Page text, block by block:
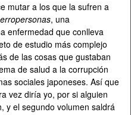
mutar a los que la sufren a
, una
enfermedad que conlleva
de estudio más complejo
de las cosas que gustaban
de salud a la corrupción
sociales japoneses. Así que
vez diría yo, por si alguien
y el segundo volumen saldrá